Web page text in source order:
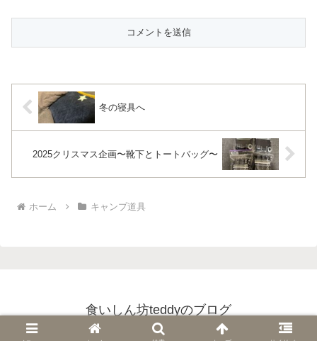
冬の寝具へ
2025クリスマス企画〜靴下とトートバッグ〜
ホーム キャンプ道具
食いしん坊teddyのブログ
© 2022 食いしん坊teddyのブログ.